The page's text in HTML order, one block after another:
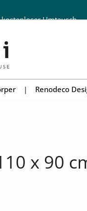
Umtausch
Renodeco
x 90